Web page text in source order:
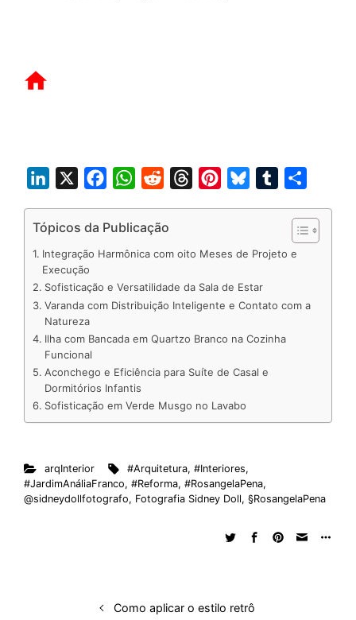
n
e
d
I
n
c
o
o
k
W
a
A
p
p
d
t
d
s
r
e
s
k
y
a
r
Tópicos da Publicação
Integração Harmônica com oito Meses de Projeto e
Execução
Sofisticação e Versatilidade da Sala de Estar
Varanda com Distribuição Inteligente e Contato com a
Natureza
Ilha com Bancada em Quartzo Branco na Cozinha
Funcional
Aconchego e Eficiência para Suíte de Casal e
Dormitórios Infantis
Sofisticação em Verde Musgo no Lavabo
arqInterior #Arquitetura,#Interiores,
#JardimAnáliaFranco, #Reforma, #RosangelaPena,
@sidneydollfotografo, Fotografia Sidney Doll, §RosangelaPena
Como aplicar o estilo retrô